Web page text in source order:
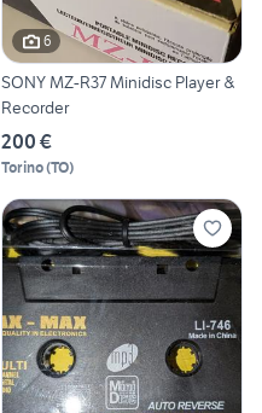
6
SONY MZ-R37 Minidisc Player &
Recorder
200 €
Torino(TO)